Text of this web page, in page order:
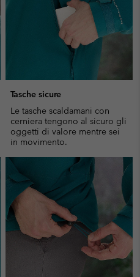
Tasche sicure
Le tasche scaldamani con
cerniera tengono al sicuro gli
oggetti di valore mentre sei
in movimento.